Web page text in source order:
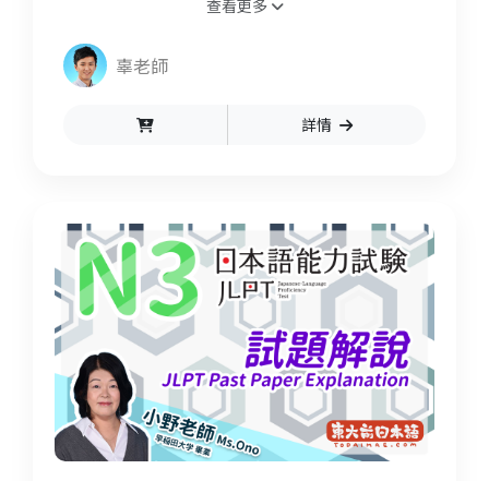
查看更多
辜老師
詳情